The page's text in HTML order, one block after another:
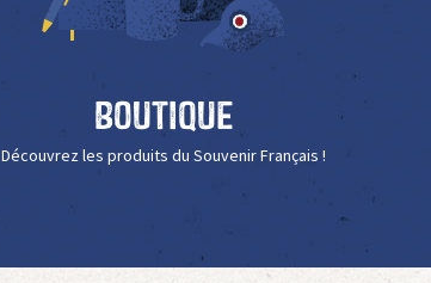
Boutique
Découvrez les produits du Souvenir Français !